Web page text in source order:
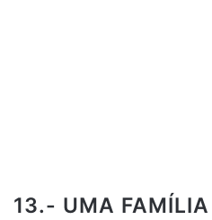
13.- UMA